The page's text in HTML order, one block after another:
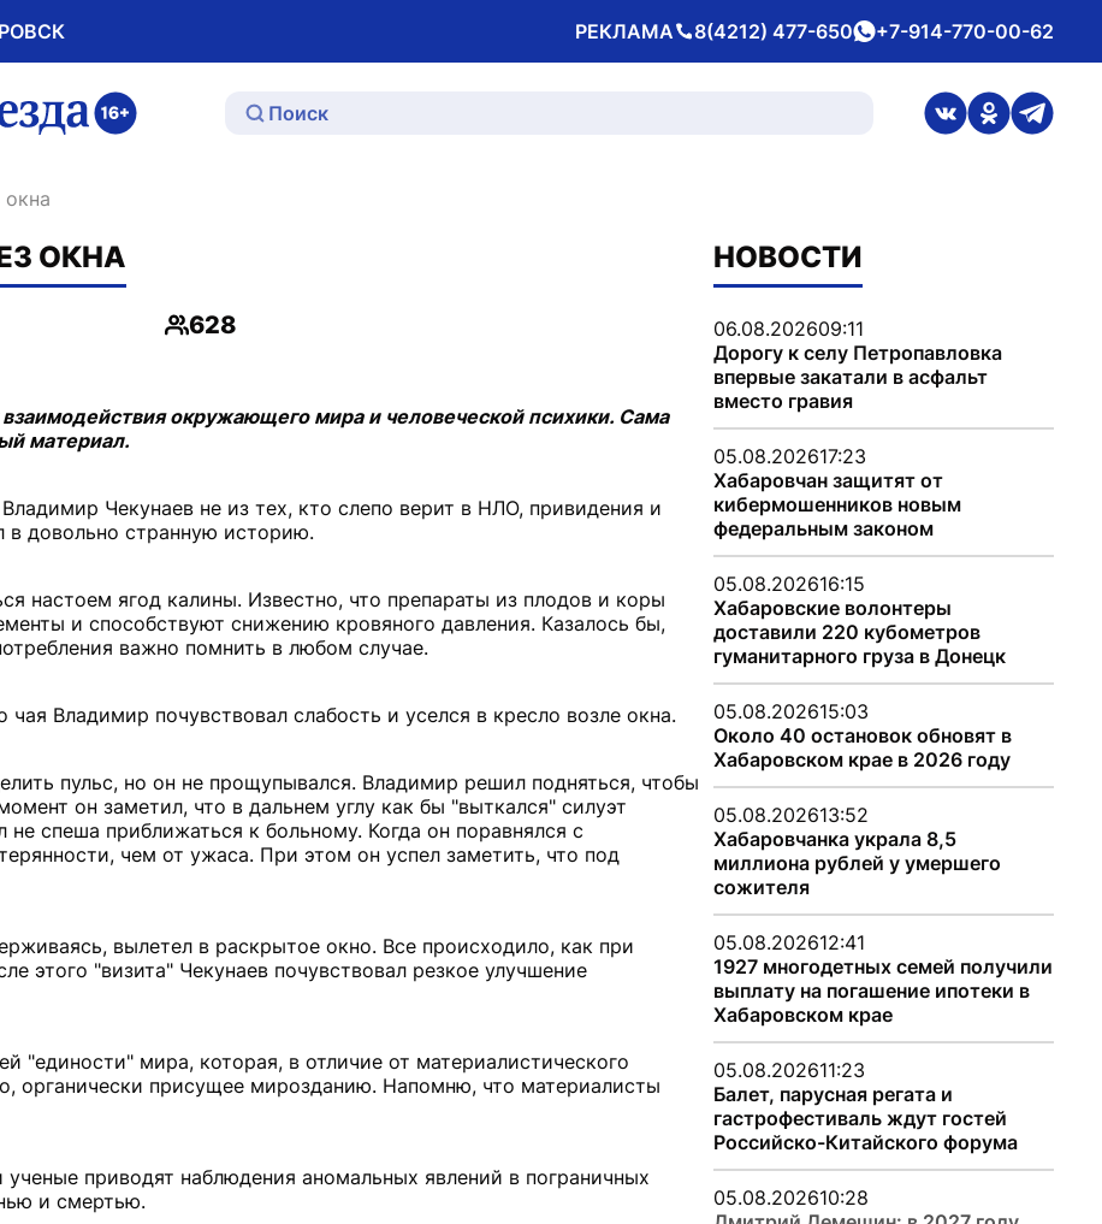
РЕКЛАМА
Телефон 8(4212) 477-650whatsApp
+7-914-770-00-62
ссылка на
ссылка на
окна
ОКНА
Просмотры
628
окружающего мира и человеческой психики. Сама
материал.
Чекунаев не из тех, кто слепо верит в НЛО, привидения и
в довольно странную историю.
настоем ягод калины. Известно, что препараты из плодов и коры
и способствуют снижению кровяного давления. Казалось бы,
важно помнить в любом случае.
Владимир почувствовал слабость и уселся в кресло возле окна.
пульс, но он не прощупывался. Владимир решил подняться, чтобы
он заметил, что в дальнем углу как бы "выткался" силуэт
спеша приближаться к больному. Когда он поравнялся с
чем от ужаса. При этом он успел заметить, что под
вылетел в раскрытое окно. Все происходило, как при
этого "визита" Чекунаев почувствовал резкое улучшение
"единости" мира, которая, в отличие от материалистического
органически присущее мирозданию. Напомню, что материалисты
приводят наблюдения аномальных явлений в пограничных
и смертью.
НОВОСТИ
06.08.202609:11
Дорогу к селу Петропавловка
впервые закатали в асфальт
вместо гравия
05.08.202617:23
Хабаровчан защитят от
кибермошенников новым
федеральным законом
05.08.202616:15
Хабаровские волонтеры
доставили 220 кубометров
гуманитарного груза в Донецк
05.08.202615:03
Около 40 остановок обновят в
Хабаровском крае в 2026 году
05.08.202613:52
Хабаровчанка украла 8,5
миллиона рублей у умершего
сожителя
05.08.202612:41
1927 многодетных семей получили
выплату на погашение ипотеки в
Хабаровском крае
05.08.202611:23
Балет, парусная регата и
гастрофестиваль ждут гостей
Российско-Китайского форума
05.08.202610:28